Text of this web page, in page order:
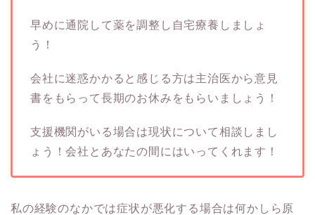
早めに通院して薬を調整し自宅療養しましょ
う！
会社に迷惑かかると感じる方は主治医から意見
書をもらって長期のお休みをもらいましょう！
支援機関がいる場合は現状について相談しまし
ょう！会社とあなたの間にはいってくれます！
私の経験のなかでは症状が悪化する場合は何かしら原